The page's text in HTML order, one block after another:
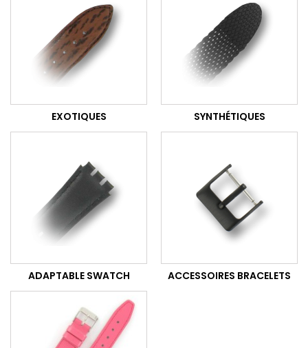
EXOTIQUES SYNTHÉTIQUES
ADAPTABLE SWATCH ACCESSOIRES BRACELETS